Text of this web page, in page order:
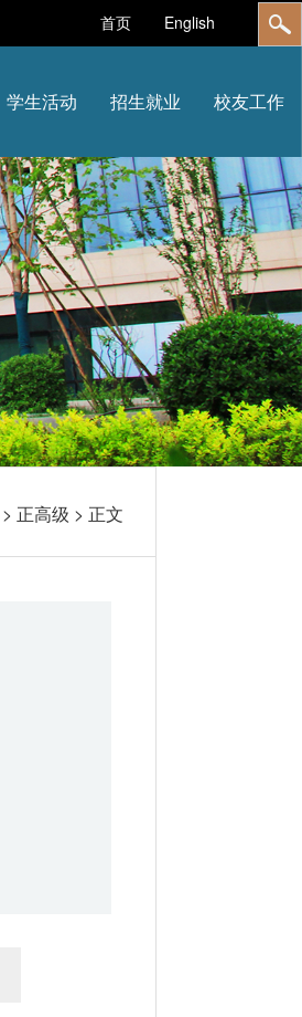
首页 English
学生活动 招生就业 校友工作
> 正高级 > 正文